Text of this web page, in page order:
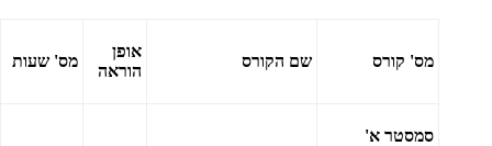
מס' קורס שם הקורס
אופן
הוראה
מס' שעות
סמסטר א'